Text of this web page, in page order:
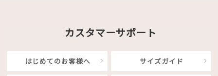
カスタマーサポート
はじめてのお客様へ サイズガイド